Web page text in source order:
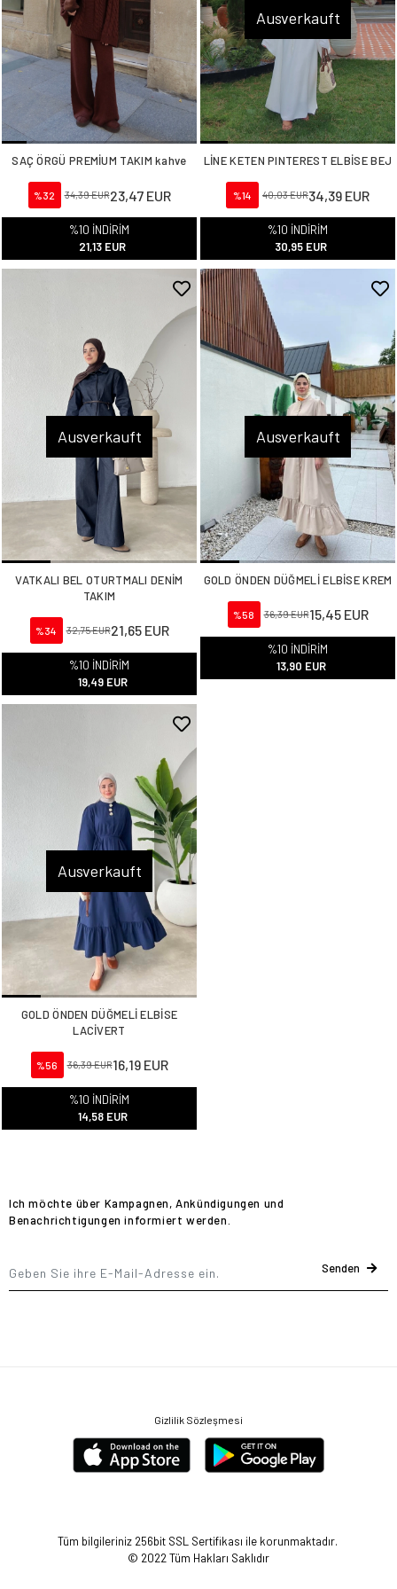
SAÇ ÖRGÜ PREMİUM TAKIM kahve
%32 34,39 EUR23,47 EUR
%10 İNDİRİM
21,13 EUR
Ausverkauft
LİNE KETEN PINTEREST ELBİSE BEJ
%14 40,03 EUR34,39 EUR
%10 İNDİRİM
30,95 EUR
Ausverkauft
VATKALI BEL OTURTMALI DENİM
TAKIM
%34 32,75 EUR21,65 EUR
%10 İNDİRİM
19,49 EUR
Ausverkauft
GOLD ÖNDEN DÜĞMELİ ELBİSE KREM
%58 36,39 EUR15,45 EUR
%10 İNDİRİM
13,90 EUR
Ausverkauft
GOLD ÖNDEN DÜĞMELİ ELBİSE
LACİVERT
%56 36,39 EUR16,19 EUR
%10 İNDİRİM
14,58 EUR
Ich möchte über Kampagnen, Ankündigungen und
Benachrichtigungen informiert werden.
Senden
Gizlilik Sözleşmesi
Tüm bilgileriniz 256bit SSL Sertifikası ile korunmaktadır.
© 2022 Tüm Hakları Saklıdır